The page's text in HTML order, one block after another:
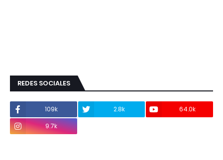
REDES SOCIALES
109k 2.8k
64.0k
9.7k